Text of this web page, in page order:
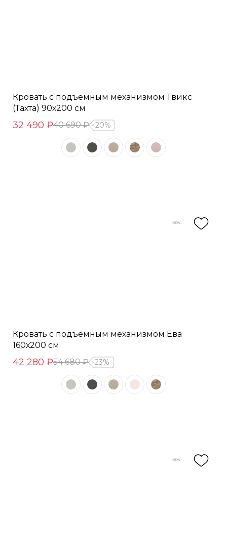
Кровать с подъемным механизмом Твикс
(Тахта) 90х200 см
32 490 ₽40 690 ₽ 20%
Кровать с подъемным механизмом Ева
160х200 см
42 280 ₽54 680 ₽ 23%